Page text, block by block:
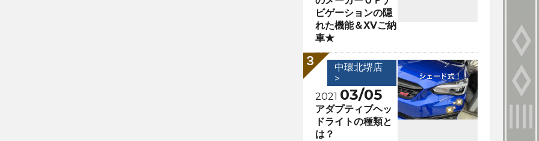
ビゲーションの隠
れた機能＆XVご納
車★
中環北堺店
>
2021 03/05
アダプティブヘッ
ドライトの種類と
は？